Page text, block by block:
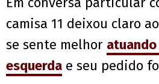
camisa 11 deixou claro
se sente melhor
esquerda e seu pedido